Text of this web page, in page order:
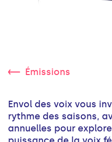
Émissions
Envol des voix vous
rythme des saisons,
annuelles pour